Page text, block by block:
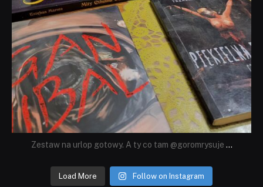
Zestaw na urlop gotowy. A ty co tam @goromrysuje ...
Load More Follow on Instagram